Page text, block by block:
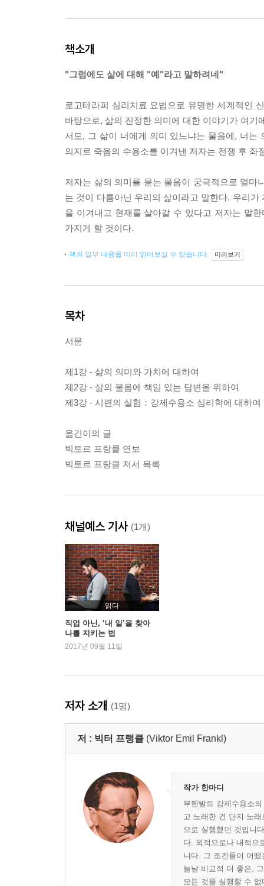
책소개
"그럼에도 삶에 대해 "예"라고 말하려네"
로고테라피 심리치료 요법으로 유명한 세계적인
바탕으로, 삶의 진정한 의미에 대한 이야기가 여
서도, 그 삶이 너에게 의미 있느냐는 물음에, 너는
의지로 죽음의 수용소를 이겨낸 저자는 전쟁 후 좌
저자는 삶의 의미를 묻는 물음이 궁극적으로 얼
는 것이 다름아닌 우리의 삶이라고 말한다. 우리
을 이겨내고 현재를 살아갈 수 있다고 저자는 말
가지게 할 것이다.
책의 일부 내용을 미리 읽어보실 수 있습니다. 미리보기
목차
서문
제1강 - 삶의 의미와 가치에 대하여
제2강 - 삶의 물음에 책임 있는 답변을 위하여
제3강 - 시련의 실험：강제수용소 심리학에 대하여
옮긴이의 글
빅토르 프랑클 연보
빅토르 프랑클 저서 목록
채널예스 기사 (1개)
읽다
직업 아닌, ‘내 일’을 찾아
나를 지키는 법
2017년 09월 11일
저자 소개 (1명)
저 : 빅터 프랭클 (Viktor Emil Frankl)
작가 한마디
부헨발트 강제수용소의
고 노래한 건 단지 노
으로 실행했던 것입니
다. 외적으로나 내적으
니다. 그 조건들이 어
늘날 비교적 더 좋은,
모든 것을 실행할 수 없